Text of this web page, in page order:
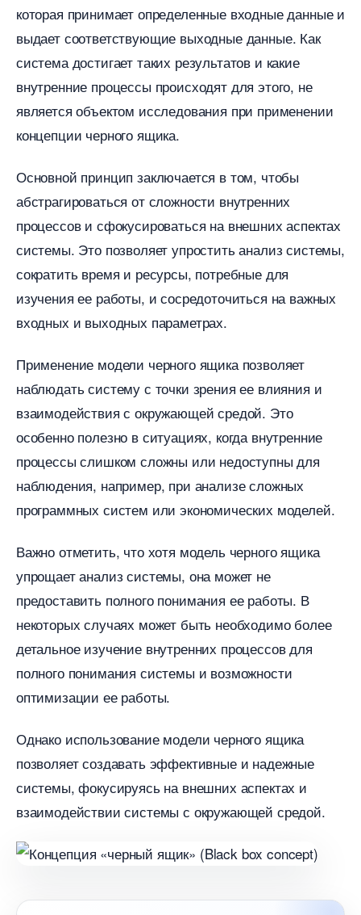
которая принимает определенные входные данные и
ыдает соответствующие выходные данные.​ Как
система достигает таких результатов и какие
нутренние процессы происходят для этого, не
является объектом исследования при применении
концепции черного ящика.​
Основной принцип заключается в том, чтобы
абстрагироваться от сложности внутренних
процессов и сфокусироваться на внешних аспектах
системы.​ Это позволяет упростить анализ системы,
сократить время и ресурсы, потребные для
изучения ее работы, и сосредоточиться на важных
ходных и выходных параметрах.​
Применение модели черного ящика позволяет
наблюдать систему с точки зрения ее влияния и
заимодействия с окружающей средой. Это
особенно полезно в ситуациях, когда внутренние
процессы слишком сложны или недоступны для
наблюдения, например, при анализе сложных
программных систем или экономических моделей.​
ажно отметить, что хотя модель черного ящика
упрощает анализ системы, она может не
предоставить полного понимания ее работы.​
некоторых случаях может быть необходимо более
детальное изучение внутренних процессов для
полного понимания системы и возможности
оптимизации ее работы.​
Однако использование модели черного ящика
позволяет создавать эффективные и надежные
системы, фокусируясь на внешних аспектах и
заимодействии системы с окружающей средой.​